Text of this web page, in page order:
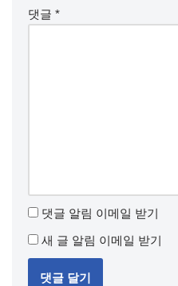
댓글 *
댓글 알림 이메일 받기
새 글 알림 이메일 받기